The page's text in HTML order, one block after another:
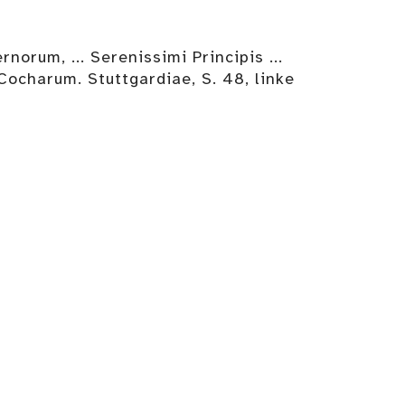
... Serenissimi Principis ...
Stuttgardiae, S. 48, linke